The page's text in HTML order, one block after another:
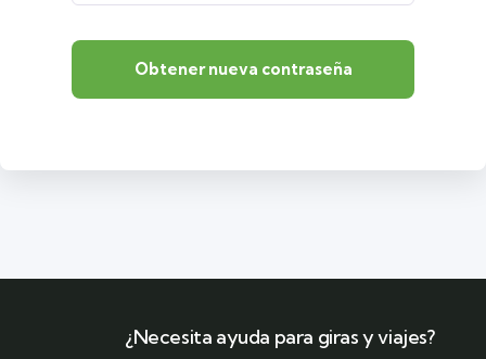
Obtener nueva contraseña
¿Necesita ayuda para giras y viajes?